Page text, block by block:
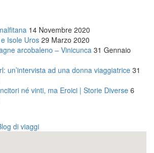
14 Novembre 2020
Isole Uros 29 Marzo 2020
arcobaleno – Vinicunca 31 Gennaio
un’intervista ad una donna viaggiatrice 31
né vinti, ma Eroici | Storie Diverse 6